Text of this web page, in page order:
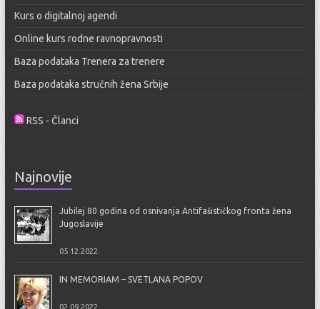
Kurs o digitalnoj agendi
Online kurs rodne ravnopravnosti
Baza podataka Trenera za trenere
Baza podataka stručnih žena Srbije
RSS - Članci
Najnovije
Jubilej 80 godina od osnivanja Antifašističkog fronta žena
Jugoslavije
05.12.2022.
IN MEMORIAM – SVETLANA POPOV
02.09.2022.